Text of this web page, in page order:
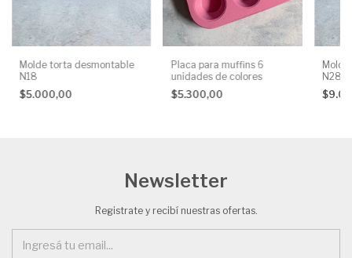
Molde torta desmontable
N18
$5.000,00
Placa para muffins 6
unidades de colores
$5.300,00
N28
Newsletter
Registrate y recibí nuestras ofertas.